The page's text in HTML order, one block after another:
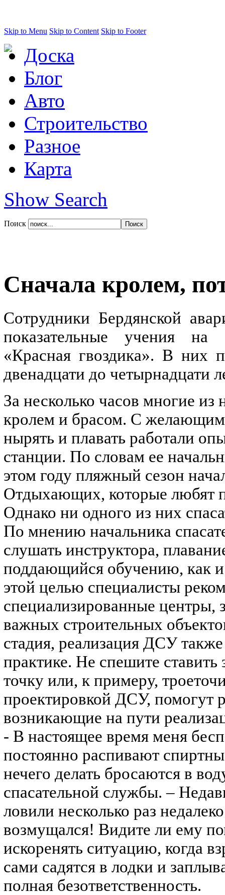
Skip to Menu Skip to Content Skip to Footer
Доска
Блог
Авто
Строительство
Разное
Карта
Show Search
Поиск
Сначала кролем,
Сотрудники Бердянской
показательные учения на
«Красная гвоздика». В них
двенадцати до четырнадцати
За несколько часов многие
кролем и брасом. С
нырять и плавать работали
станции. По словам ее
этом году пляжный сезон
Отдыхающих, которые любят
Однако ни одного из них
По мнению начальника
слушать инструктора,
поддающийся обучению, как
этой целью специалисты
специализированные
важных строительных
стадия, реализация ДСУ
практике. Не спешите
точку или, к примеру,
проектировкой ДСУ, помогут
возникающие на пути
- В настоящее время меня
постоянно распивают
нечего делать бросаются в
спасательной службы. –
ловили несколько раз
возмущался! Видите ли ему
искоренять ситуацию, когда
сами садятся в лодки и
полная безответственность.